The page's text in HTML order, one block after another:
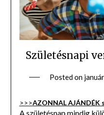
Születésnapi
Posted on
>>>AZONNAL
A születésnap mindig